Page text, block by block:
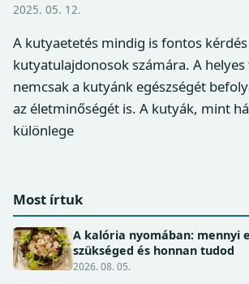
2025. 05. 12.
A kutyaetetés mindig is fontos
kutyatulajdonosok számára. A helyes
nemcsak a kutyánk egészségét
az életminőségét is. A kutyák, mint
különlege
Most írtuk
A kalória nyomában: mennyi
szükséged és honnan tudod
2026. 08. 05.